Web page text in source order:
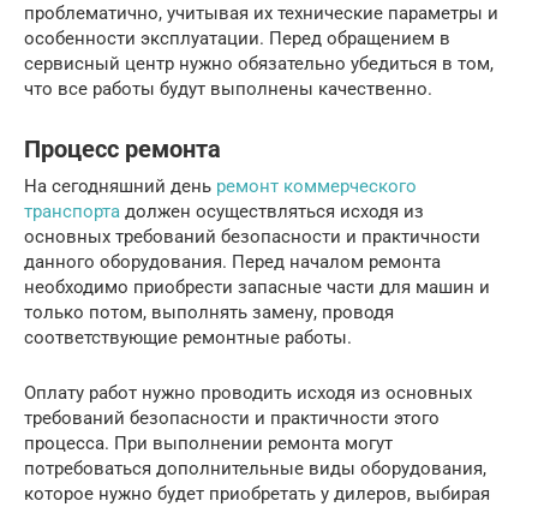
проблематично, учитывая их технические параметры и
особенности эксплуатации. Перед обращением в
сервисный центр нужно обязательно убедиться в том,
что все работы будут выполнены качественно.
Процесс ремонта
На сегодняшний день ремонт коммерческого
транспорта должен осуществляться исходя из
основных требований безопасности и практичности
данного оборудования. Перед началом ремонта
необходимо приобрести запасные части для машин и
только потом, выполнять замену, проводя
соответствующие ремонтные работы.
Оплату работ нужно проводить исходя из основных
требований безопасности и практичности этого
процесса. При выполнении ремонта могут
потребоваться дополнительные виды оборудования,
которое нужно будет приобретать у дилеров, выбирая